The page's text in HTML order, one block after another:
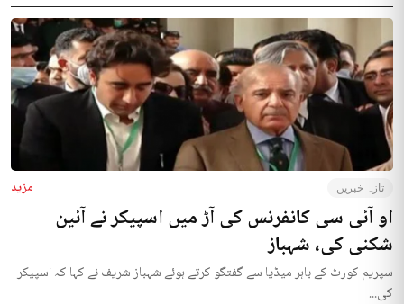
تازہ خبریں مزید
او آئی سی کانفرنس کی آڑ میں اسپیکر نے آئین
شکنی کی، شہباز
سپریم کورٹ کے باہر میڈیا سے گفتگو کرتے ہوئے شہباز شریف نے کہا کہ اسپیکر
کی...